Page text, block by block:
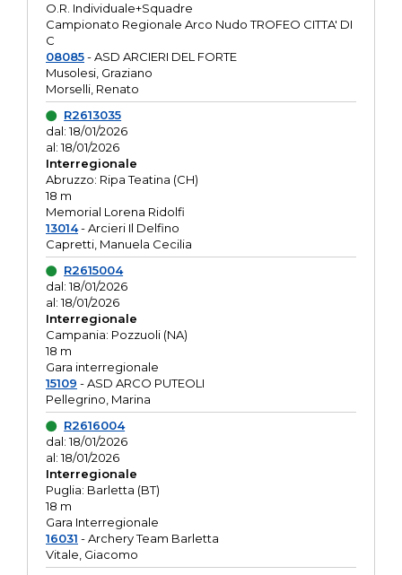
O.R. Individuale+Squadre
Campionato Regionale Arco Nudo TROFEO CITTA' DI
C
08085- ASD ARCIERI DEL FORTE
Musolesi, Graziano
Morselli, Renato
R2613035
dal: 18/01/2026
al: 18/01/2026
Interregionale
Abruzzo: Ripa Teatina (CH)
18 m
Memorial Lorena Ridolfi
13014- Arcieri Il Delfino
Capretti, Manuela Cecilia
R2615004
dal: 18/01/2026
al: 18/01/2026
Interregionale
Campania: Pozzuoli (NA)
18 m
Gara interregionale
15109 - ASD ARCO PUTEOLI
Pellegrino, Marina
R2616004
dal: 18/01/2026
al: 18/01/2026
Interregionale
Puglia: Barletta (BT)
18 m
Gara Interregionale
16031 - Archery Team Barletta
Vitale, Giacomo